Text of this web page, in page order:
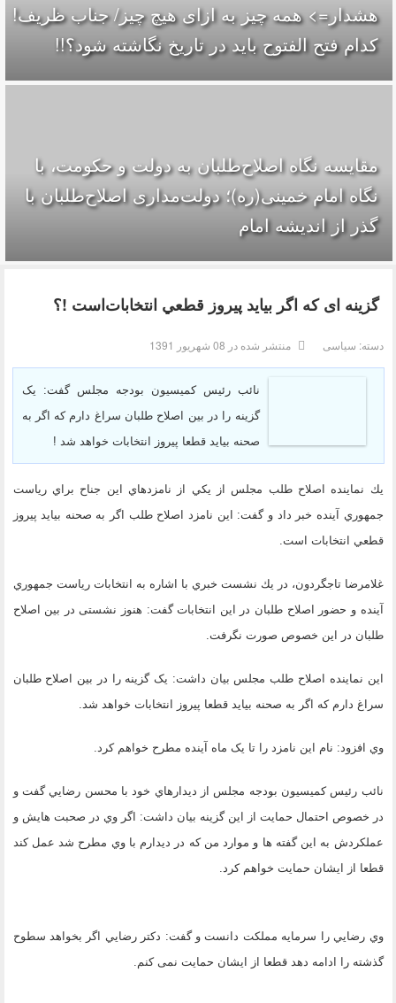
هشدار=> همه چیز به ازای هیچ چیز/ جناب ظریف!
کدام فتح الفتوح باید در تاریخ نگاشته شود؟!!
مقایسه‌ نگاه اصلاح‌طلبان به دولت و حکومت، با
نگاه امام خمینی(ره)؛ دولت‌مداری اصلاح‌طلبان با
گذر از اندیشه امام
گزينه ای كه اگر بيايد پيروز قطعي انتخابات‌است !؟
دسته: سیاسی منتشر شده در 08 شهریور 1391
نائب رئیس کمیسیون بودجه مجلس گفت: یک
گزینه را در بین اصلاح طلبان سراغ دارم که اگر به
صحنه بیاید قطعا پیروز انتخابات خواهد شد !
يك نماينده اصلاح طلب مجلس از يكي از نامزدهاي اين جناح براي رياست
جمهوري آينده خبر داد و گفت: اين نامزد اصلاح طلب اگر به صحنه بيايد پيروز
قطعي انتخابات است.
غلامرضا تاجگردون،‌ در يك نشست خبري با اشاره به انتخابات رياست جمهوري
آينده و حضور اصلاح طلبان در اين انتخابات گفت: هنوز نشستی در بین اصلاح
طلبان در اين خصوص صورت نگرفت.
اين نماينده اصلاح طلب مجلس بيان داشت: یک گزینه را در بین اصلاح طلبان
سراغ دارم که اگر به صحنه بیاید قطعا پیروز انتخابات خواهد شد.
وي افزود: نام اين نامزد را تا یک ماه آینده مطرح خواهم كرد.
نائب رئیس کمیسیون بودجه مجلس از ديدارهاي خود با محسن رضايي گفت و
در خصوص احتمال حمايت از اين گزينه بيان داشت: اگر وي در صحبت هایش و
عملکردش به این گفته ها و موارد من كه در ديدارم با وي مطرح شد عمل کند
قطعا از ایشان حمایت خواهم کرد.
وي رضايي را سرمايه مملكت دانست و گفت: دكتر رضايي اگر بخواهد سطوح
گذشته را ادامه دهد قطعا از ایشان حمایت نمی کنم.